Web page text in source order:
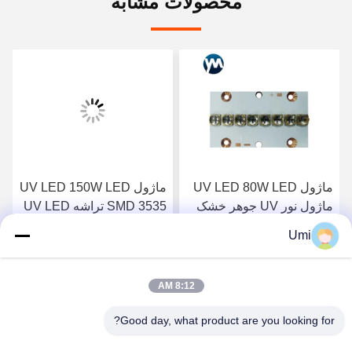
ماژول UV LED 80W LED
ماژول نور UV جوهر خشک
کردن صنایع چاپ لنز کوارتز
بهترین قیمت را دریافت
ماژول UV LED 150W LED
SMD 3535 تراشه UV LED
بهترین قیمت را دریافت
Umi
8:12 AM
Good day, what product are you looking for?